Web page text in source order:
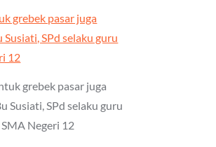
grebek pasar juga
Susiati, SPd selaku guru
Negeri 12